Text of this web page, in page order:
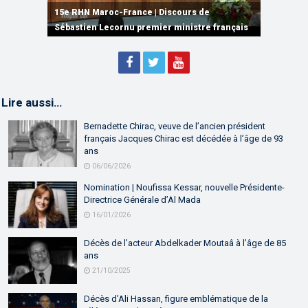
plusieurs accords de coopération et de
partenariat
15e RHN Maroc-France | Discours de
Sébastien Lecornu premier ministre français
15e Réunion de Haut Niveau Maroc-France |
Discours de M. Aziz Akhannouch
Lire aussi…
Bernadette Chirac, veuve de l’ancien président
français Jacques Chirac est décédée à l’âge de 93
ans
06/06/2026
Nomination | Noufissa Kessar, nouvelle Présidente-
Directrice Générale d’Al Mada
16/01/2026
Décès de l’acteur Abdelkader Moutaâ à l’âge de 85
ans
21/10/2025
Décès d’Ali Hassan, figure emblématique de la